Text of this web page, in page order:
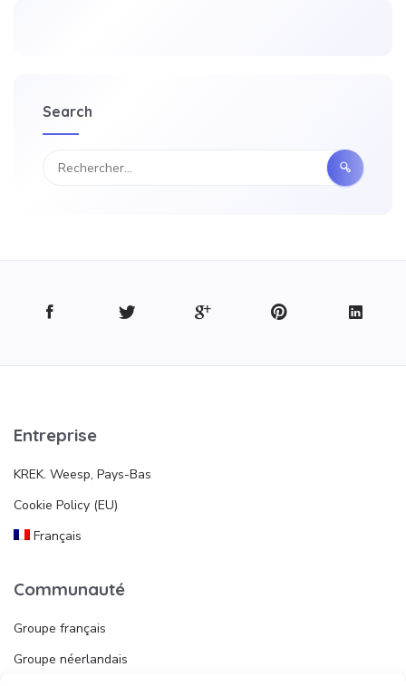
Search
Entreprise
KREK. Weesp, Pays-Bas
Cookie Policy (EU)
Français
Communauté
Groupe français
Groupe néerlandais